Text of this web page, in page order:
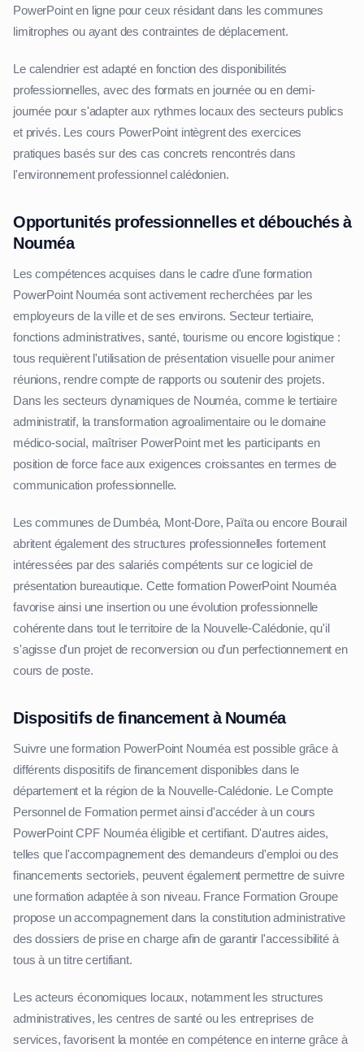
PowerPoint en ligne pour ceux résidant dans les communes
limitrophes ou ayant des contraintes de déplacement.
Le calendrier est adapté en fonction des disponibilités
professionnelles, avec des formats en journée ou en demi-
journée pour s'adapter aux rythmes locaux des secteurs publics
et privés. Les cours PowerPoint intègrent des exercices
pratiques basés sur des cas concrets rencontrés dans
l'environnement professionnel calédonien.
Opportunités professionnelles et débouchés à
Nouméa
Les compétences acquises dans le cadre d'une formation
PowerPoint Nouméa sont activement recherchées par les
employeurs de la ville et de ses environs. Secteur tertiaire,
fonctions administratives, santé, tourisme ou encore logistique :
tous requièrent l'utilisation de présentation visuelle pour animer
réunions, rendre compte de rapports ou soutenir des projets.
Dans les secteurs dynamiques de Nouméa, comme le tertiaire
administratif, la transformation agroalimentaire ou le domaine
médico-social, maîtriser PowerPoint met les participants en
position de force face aux exigences croissantes en termes de
communication professionnelle.
Les communes de Dumbéa, Mont-Dore, Païta ou encore Bourail
abritent également des structures professionnelles fortement
intéressées par des salariés compétents sur ce logiciel de
présentation bureautique. Cette formation PowerPoint Nouméa
favorise ainsi une insertion ou une évolution professionnelle
cohérente dans tout le territoire de la Nouvelle-Calédonie, qu'il
s'agisse d'un projet de reconversion ou d'un perfectionnement en
cours de poste.
Dispositifs de financement à Nouméa
Suivre une formation PowerPoint Nouméa est possible grâce à
différents dispositifs de financement disponibles dans le
département et la région de la Nouvelle-Calédonie. Le Compte
Personnel de Formation permet ainsi d'accéder à un cours
PowerPoint CPF Nouméa éligible et certifiant. D'autres aides,
telles que l'accompagnement des demandeurs d'emploi ou des
financements sectoriels, peuvent également permettre de suivre
une formation adaptée à son niveau. France Formation Groupe
propose un accompagnement dans la constitution administrative
des dossiers de prise en charge afin de garantir l'accessibilité à
tous à un titre certifiant.
Les acteurs économiques locaux, notamment les structures
administratives, les centres de santé ou les entreprises de
services, favorisent la montée en compétence en interne grâce à